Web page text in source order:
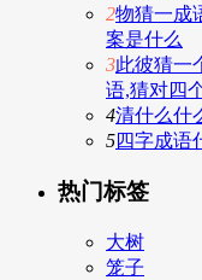
2物猜一成
案是什么
3此彼猜一
语,猜对四
4清什么什
5四字成语
热门标签
大树
笼子